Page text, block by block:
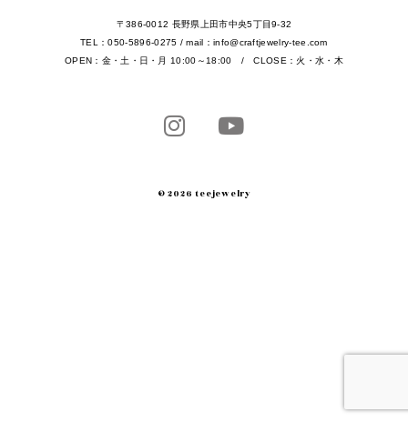
〒386-0012 長野県上田市中央5丁目9-32
TEL：050-5896-0275 / mail：info@craftjewelry-tee.com
OPEN：金・土・日・月 10:00～18:00 / CLOSE：火・水・木
© 2026 teejewelry